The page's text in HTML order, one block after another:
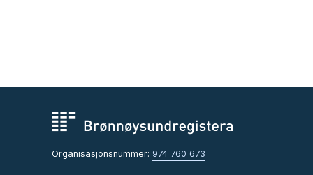
Organisasjonsnummer: 974 760 673